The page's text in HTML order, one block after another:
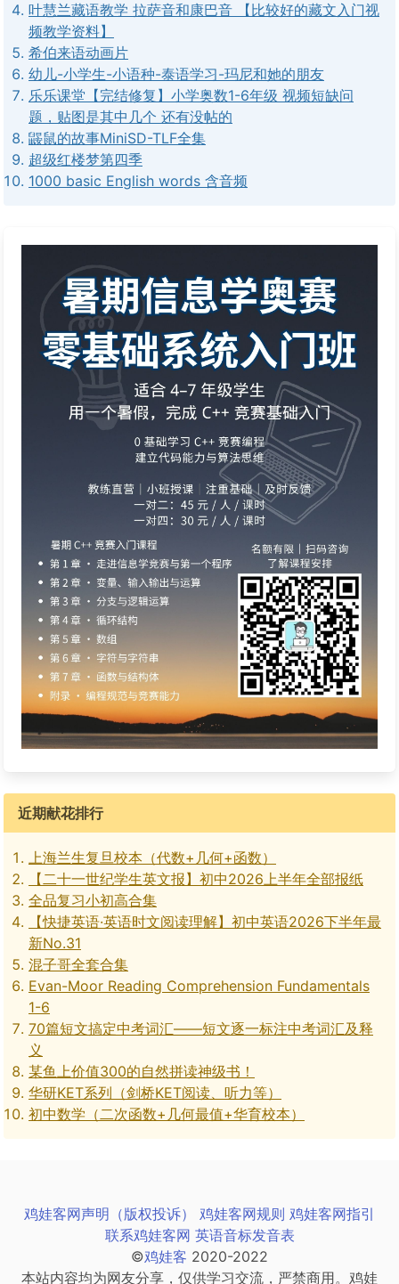
叶慧兰藏语教学 拉萨音和康巴音 【比较好的藏文入门视
频教学资料】
希伯来语动画片
幼儿-小学生-小语种-泰语学习-玛尼和她的朋友
乐乐课堂【完结修复】小学奥数1-6年级 视频短缺问
题，贴图是其中几个 还有没帖的
鼹鼠的故事MiniSD-TLF全集
超级红楼梦第四季
1000 basic English words 含音频
近期献花排行
上海兰生复旦校本（代数+几何+函数）
【二十一世纪学生英文报】初中2026上半年全部报纸
全品复习小初高合集
【快捷英语·英语时文阅读理解】初中英语2026下半年最
新No.31
混子哥全套合集
Evan-Moor Reading Comprehension Fundamentals
1-6
70篇短文搞定中考词汇——短文逐一标注中考词汇及释
义
某鱼上价值300的自然拼读神级书！
华研KET系列（剑桥KET阅读、听力等）
初中数学（二次函数+几何最值+华育校本）
鸡娃客网声明（版权投诉） 鸡娃客网规则 鸡娃客网指引
联系鸡娃客网 英语音标发音表
©鸡娃客 2020-2022
本站内容均为网友分享，仅供学习交流，严禁商用。鸡娃